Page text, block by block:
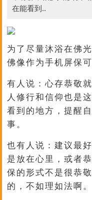
在能看到..
为了尽量沐浴在佛
佛像作为手机屏保
有人说：心存恭敬
人修行和信仰也是
看到的地方，提醒
事。
也有人说：建议最
是放在心里，或者
保的形式不是很恭
的，不如理如法啊。